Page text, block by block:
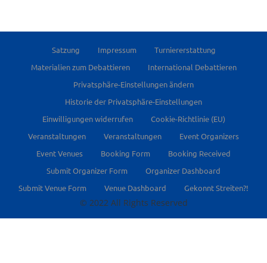
Satzung Impressum
Turniererstattung
Materialien zum Debattieren
International Debattieren
Privatsphäre-Einstellungen ändern
Historie der Privatsphäre-Einstellungen
Einwilligungen widerrufen
Cookie-Richtlinie (EU)
Veranstaltungen
Veranstaltungen
Event Organizers
Event Venues
Booking Form
Booking Received
Submit Organizer Form
Organizer Dashboard
Submit Venue Form
Venue Dashboard Gekonnt Streiten?!
© 2022 All Rights Reserved